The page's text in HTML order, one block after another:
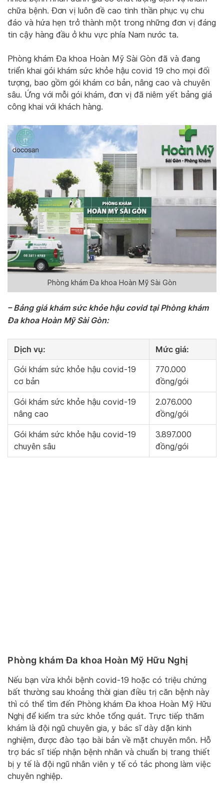
chữa bệnh. Đơn vị luôn đề cao tinh thần phục vụ chu
đáo và hứa hẹn trở thành một trong những đơn vị đáng
tin cậy hàng đầu ở khu vực phía Nam nước ta.
Phòng khám Đa khoa Hoàn Mỹ Sài Gòn đã và đang
triển khai gói khám sức khỏe hậu covid 19 cho mọi đối
tượng, bao gồm gói khám cơ bản, nâng cao và chuyên
sâu. Ứng với mỗi gói khám, đơn vị đã niêm yết bảng giá
công khai với khách hàng.
Phòng khám Đa khoa Hoàn Mỹ Sài Gòn
– Bảng giá khám sức khỏe hậu covid tại Phòng khám
Đa khoa Hoàn Mỹ Sài Gòn:
Dịch vụ: Mức giá:
Gói khám sức khỏe hậu covid-19
cơ bản
770.000
đồng/gói
Gói khám sức khỏe hậu covid-19
nâng cao
2.076.000
đồng/gói
Gói khám sức khỏe hậu covid-19
chuyên sâu
3.897.000
đồng/gói
Phòng khám Đa khoa Hoàn Mỹ Hữu Nghị
Nếu bạn vừa khỏi bệnh covid-19 hoặc có triệu chứng
bất thường sau khoảng thời gian điều trị căn bệnh này
thì có thể tìm đến Phòng khám Đa khoa Hoàn Mỹ Hữu
Nghị để kiểm tra sức khỏe tổng quát. Trực tiếp thăm
khám là đội ngũ chuyên gia, y bác sĩ dày dặn kinh
nghiệm, được đào tạo bài bản về mặt chuyên môn. Hỗ
trợ bác sĩ tiếp nhận bệnh nhân và chuẩn bị trang thiết
bị y tế là đội ngũ nhân viên y tế có tác phong làm việc
chuyên nghiệp.